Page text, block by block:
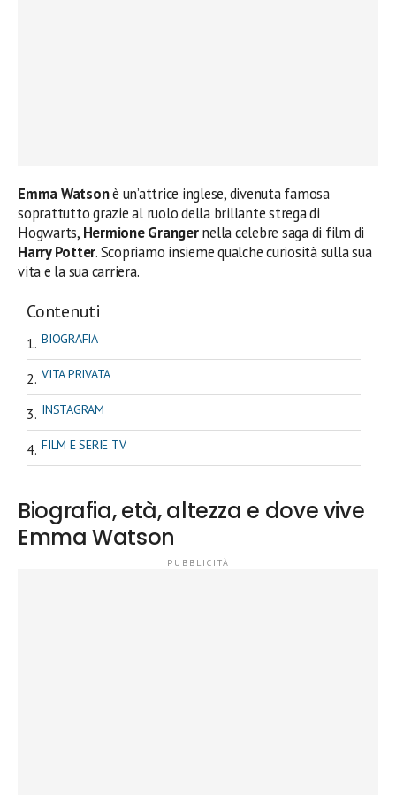
Emma Watsonè un’attrice inglese, divenuta famosa
soprattutto grazie al ruolo della brillante strega di
Hogwarts, Hermione Grangernella celebre saga di film di
Harry Potter. Scopriamo insieme qualche curiosità sulla sua
vita e la sua carriera.
Contenuti
BIOGRAFIA
VITA PRIVATA
INSTAGRAM
FILM E SERIE TV
Biografia, età, altezza e dove vive
Emma Watson